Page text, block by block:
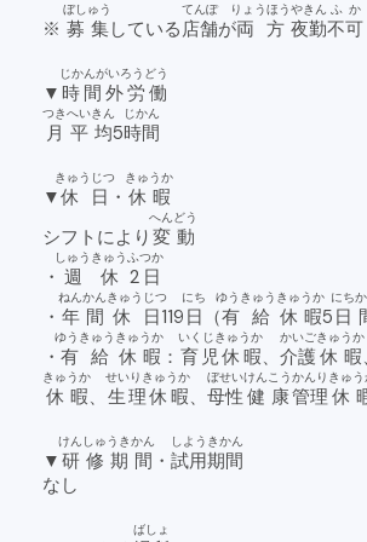
※ 募集
ぼしゅう
している 店舗
てんぽ
が両方
りょうほう
夜勤
やきん
不可
ふか
▼ 時間外労働
じかんがいろうどう
月平均
つきへいきん
5時間
じかん
▼休日
きゅうじつ
・ 休暇
きゅうか
シフトにより 変動
へんどう
・ 週休
しゅうきゅう
2日
ふつか
・ 年間
ねんかん
休日
きゅうじつ
119 日
にち
（有給
ゆうきゅう
休暇
きゅうか
5 日
にち
・有給
ゆうきゅう
休暇
きゅうか
： 育児休暇
いくじきゅうか
、介護
かいご
休暇
きゅうか
休暇
きゅうか
、 生理休暇
せいりきゅうか
、母性
ぼせい
健康
けんこう
管理
かんり
休
きゅ
▼ 研修期間
けんしゅうきかん
・試用期間
しようきかん
なし
ばしょ